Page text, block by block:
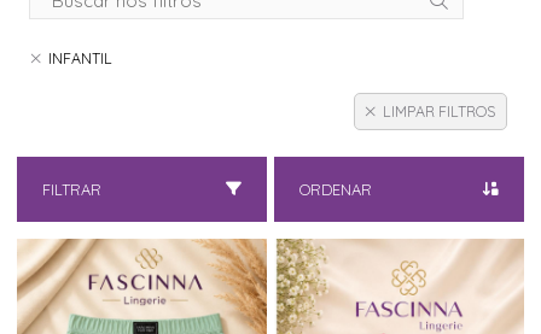
INFANTIL
LIMPAR FILTROS
FILTRAR ORDENAR